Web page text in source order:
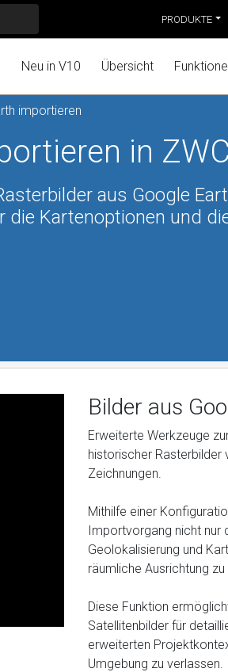
PRODUKTE
Neu in V10 Übersicht
importieren
in
aus Google
die Kartenoptionen und
Bilder aus
Erweiterte Werkzeuge
historischer Rasterbilder
Zeichnungen.
Mithilfe einer
Importvorgang nicht nur
Geolokalisierung und
räumliche Ausrichtung
Diese Funktion
Satellitenbilder für
erweiterten
Umgebung zu verlassen.